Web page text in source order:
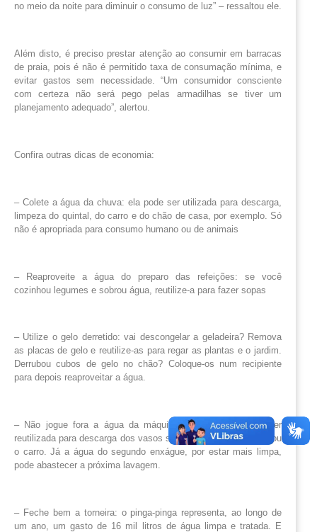
no meio da noite para diminuir o consumo de luz” – ressaltou ele.
Além disto, é preciso prestar atenção ao consumir em barracas
de praia, pois é não é permitido taxa de consumação mínima, e
evitar gastos sem necessidade. “Um consumidor consciente
com certeza não será pego pelas armadilhas se tiver um
planejamento adequado”, alertou.
Confira outras dicas de economia:
– Colete a água da chuva: ela pode ser utilizada para descarga,
limpeza do quintal, do carro e do chão de casa, por exemplo. Só
não é apropriada para consumo humano ou de animais
– Reaproveite a água do preparo das refeições: se você
cozinhou legumes e sobrou água, reutilize-a para fazer sopas
– Utilize o gelo derretido: vai descongelar a geladeira? Remova
as placas de gelo e reutilize-as para regar as plantas e o jardim.
Derrubou cubos de gelo no chão? Coloque-os num recipiente
para depois reaproveitar a água.
– Não jogue fora a água da máquina de lavar: ela pode ser
reutilizada para descarga dos vasos sanitários, lavar o quintal ou
o carro. Já a água do segundo enxágue, por estar mais limpa,
pode abastecer a próxima lavagem.
– Feche bem a torneira: o pinga-pinga representa, ao longo de
um ano, um gasto de 16 mil litros de água limpa e tratada. E